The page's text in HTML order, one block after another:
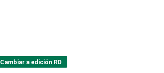
Cambiar a edición RD